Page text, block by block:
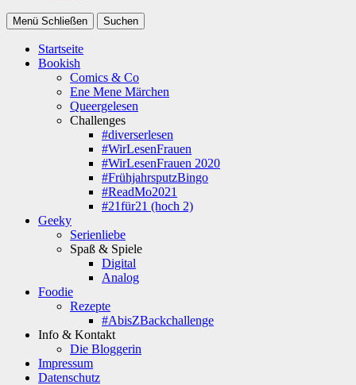
Menü Schließen Suchen
Startseite
Bookish
Comics & Co
Ene Mene Märchen
Queergelesen
Challenges
#diverserlesen
#WirLesenFrauen
#WirLesenFrauen 2020
#FrühjahrsputzBingo
#ReadMo2021
#21für21 (hoch 2)
Geeky
Serienliebe
Spaß & Spiele
Digital
Analog
Foodie
Rezepte
#AbisZBackchallenge
Info & Kontakt
Die Bloggerin
Impressum
Datenschutz